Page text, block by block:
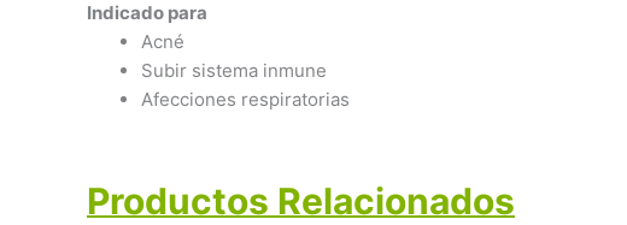
Indicado para
Acné
Subir sistema inmune
Afecciones respiratorias
Productos Relacionados